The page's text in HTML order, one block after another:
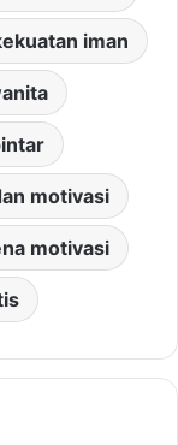
iman
motivasi
motivasi